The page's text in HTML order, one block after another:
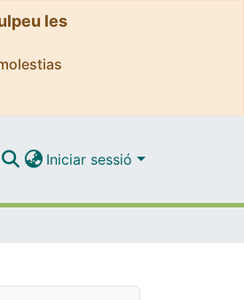
les
Iniciar sessió